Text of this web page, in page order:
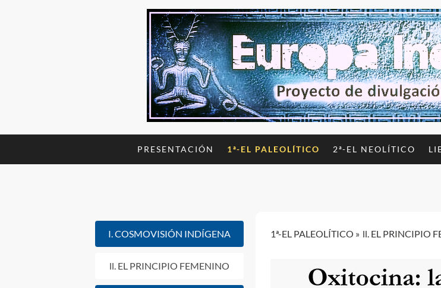
PRESENTACIÓN 1ª-EL PALEOLÍTICO 2ª-EL NEOLÍTICO
1ª-EL PALEOLÍTICO ll. EL PRINCIPIO
I. COSMOVISIÓN INDÍGENA
ll. EL PRINCIPIO FEMENINO